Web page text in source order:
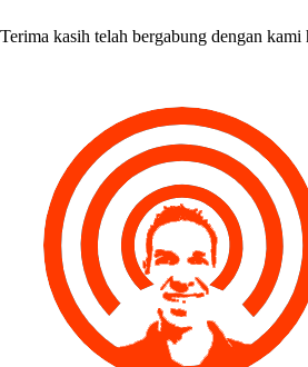
Terima kasih telah bergabung dengan